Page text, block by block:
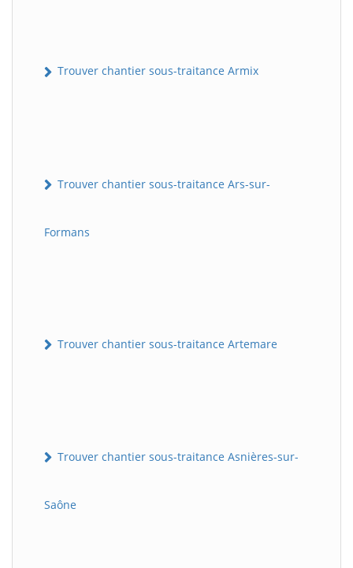
Trouver chantier sous-traitance Armix
Trouver chantier sous-traitance Ars-sur-
Formans
Trouver chantier sous-traitance Artemare
Trouver chantier sous-traitance Asnières-sur-
Saône